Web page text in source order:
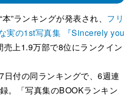
”ランキングが発表され、 フリ
実の1st写真集 『Sincerely you
売上1.9万部で8位にランクイン
付の同ランキングで、6週連
。「写真集のBOOKランキン